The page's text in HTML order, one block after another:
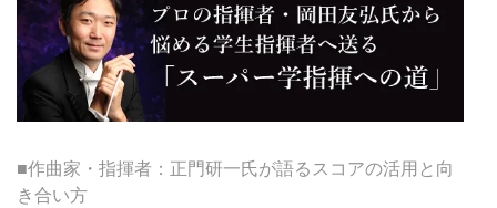
■作曲家・指揮者：正門研一氏が語るスコアの活用と向
き合い方